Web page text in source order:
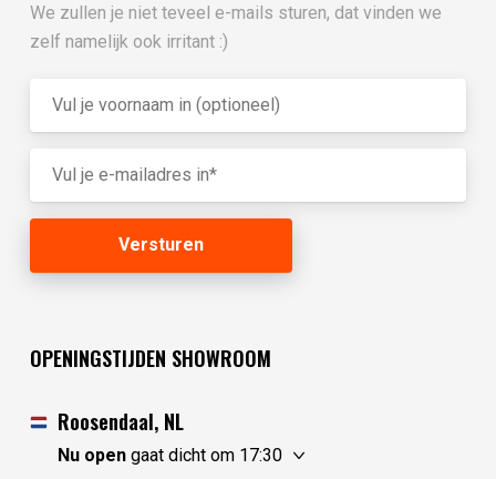
We zullen je niet teveel e-mails sturen, dat vinden we
zelf namelijk ook irritant :)
OPENINGSTIJDEN SHOWROOM
Roosendaal, NL
Nu opengaat dicht om 17:30